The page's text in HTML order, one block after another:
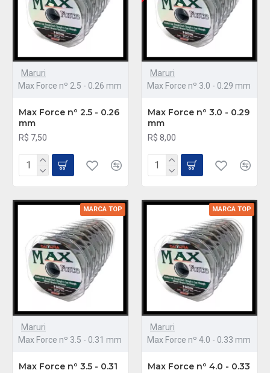
Maruri
Max Force nº 2.5 - 0.26 mm
Max Force nº 2.5 - 0.26
mm
R$ 7,50
Maruri
Max Force nº 3.0 - 0.29 mm
Max Force nº 3.0 - 0.29
mm
R$ 8,00
MARCA TOP
Maruri
Max Force nº 3.5 - 0.31 mm
Max Force nº 3.5 - 0.31
MARCA TOP
Maruri
Max Force nº 4.0 - 0.33 mm
Max Force nº 4.0 - 0.33